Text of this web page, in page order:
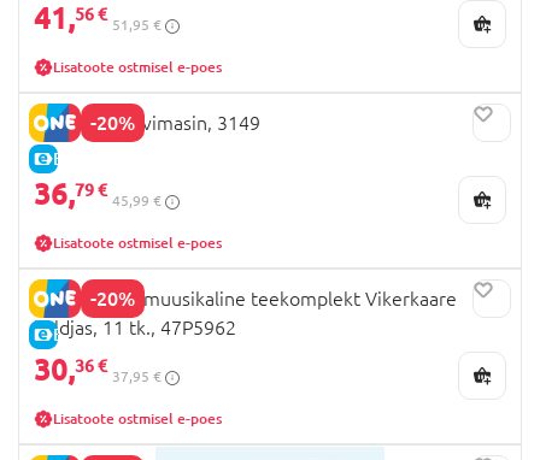
41,56 €
51,95 €
Lisatoote ostmisel e-poes
-20%
E-HIND
PLAYGO Kohvimasin, 3149
36,79 €
45,99 €
Lisatoote ostmisel e-poes
-20%
E-HIND
Floss & Rock muusikaline teekomplekt Vikerkaare
haldjas, 11 tk., 47P5962
30,36 €
37,95 €
Lisatoote ostmisel e-poes